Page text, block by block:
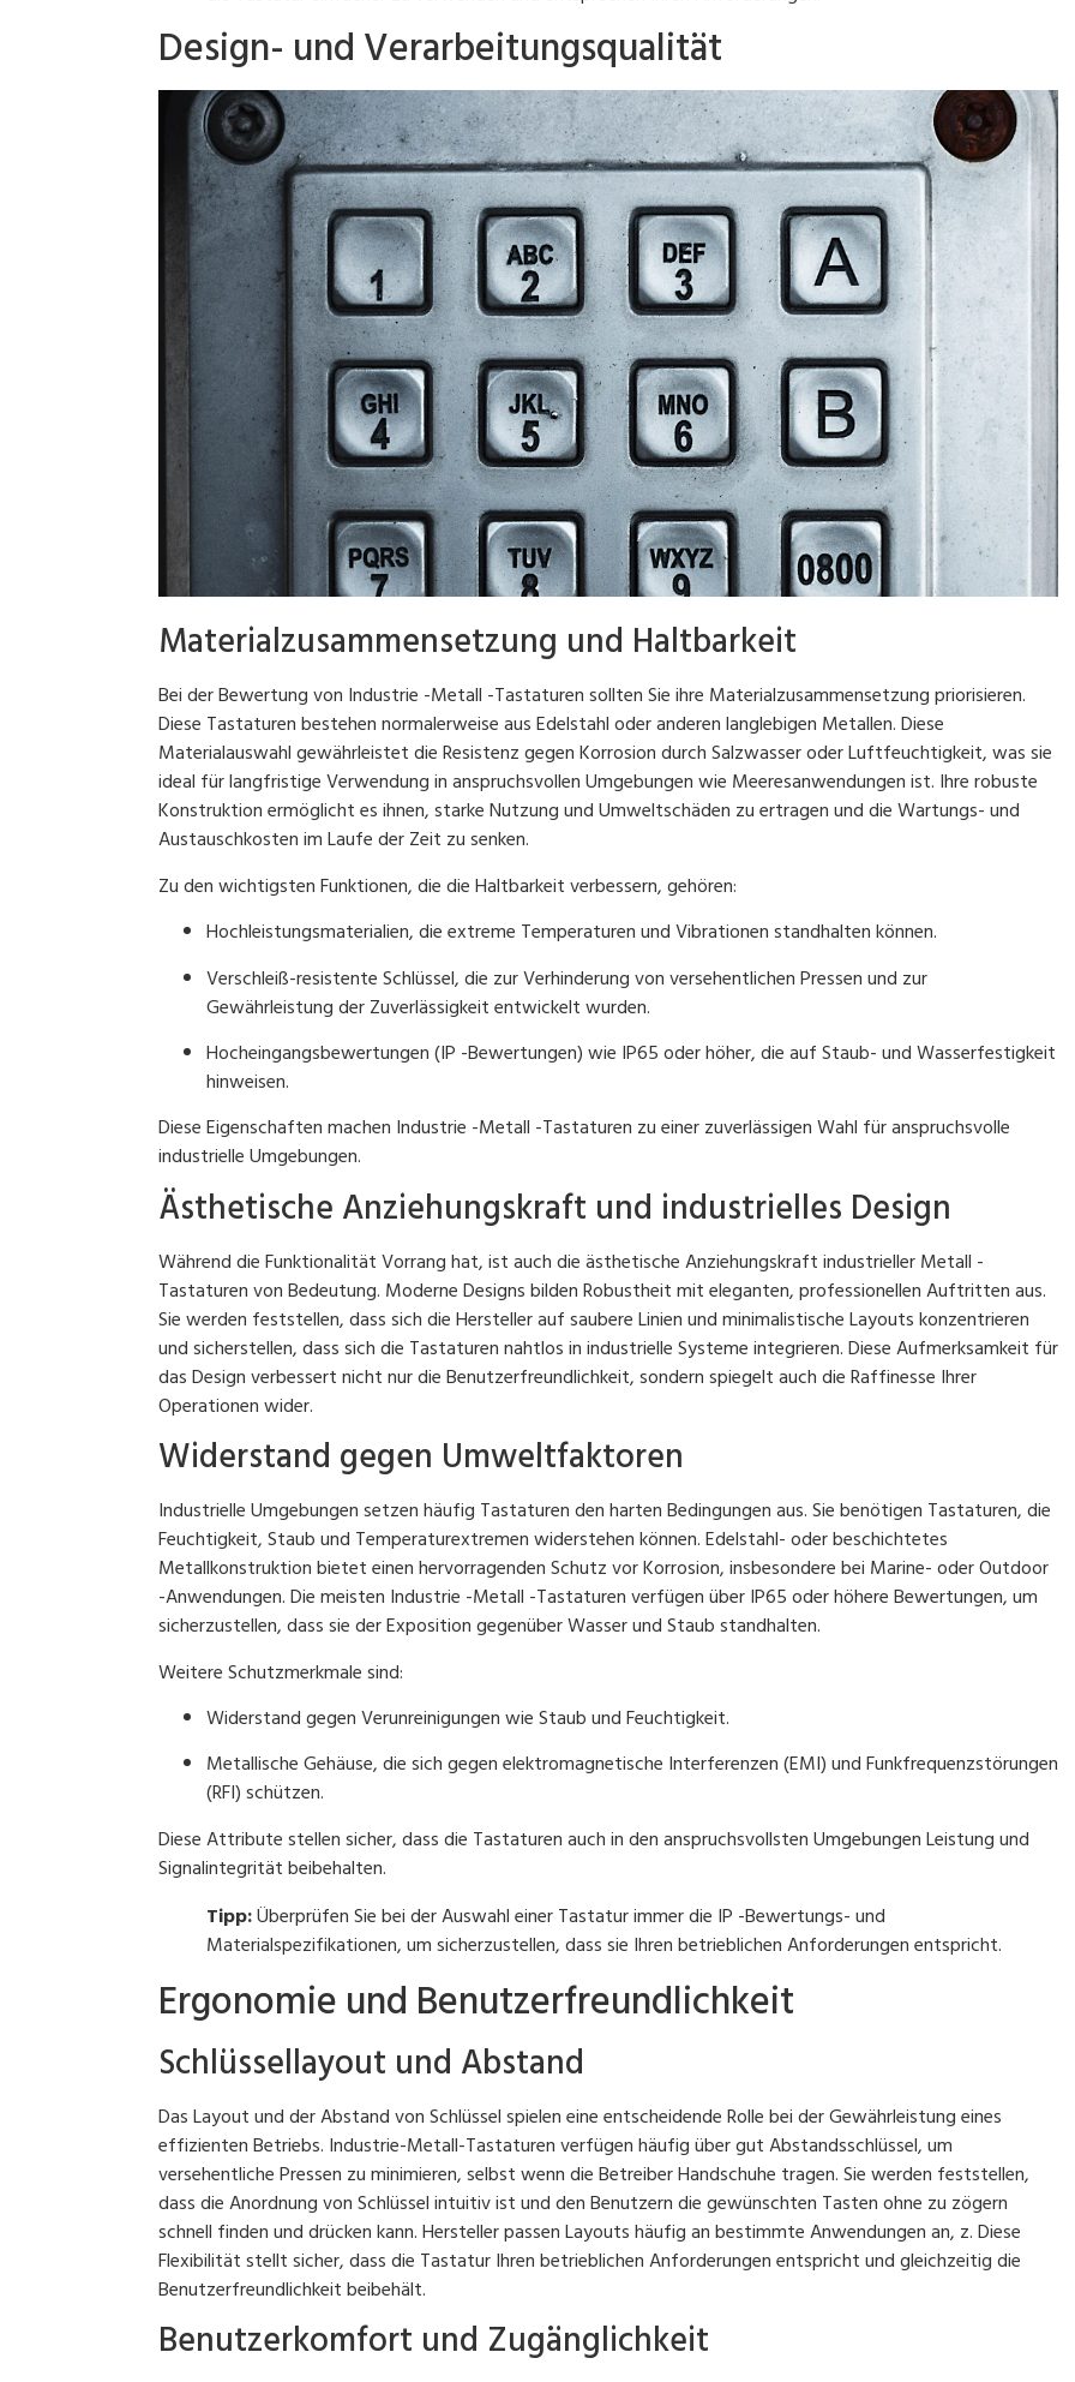
Design- und Verarbeitungsqualität
Materialzusammensetzung und Haltbarkeit
Bei der Bewertung von Industrie -Metall -Tastaturen sollten Sie ihre Materialzusammensetzung priorisieren.
Diese Tastaturen bestehen normalerweise aus Edelstahl oder anderen langlebigen Metallen. Diese
Materialauswahl gewährleistet die Resistenz gegen Korrosion durch Salzwasser oder Luftfeuchtigkeit, was sie
ideal für langfristige Verwendung in anspruchsvollen Umgebungen wie Meeresanwendungen ist. Ihre robuste
Konstruktion ermöglicht es ihnen, starke Nutzung und Umweltschäden zu ertragen und die Wartungs- und
Austauschkosten im Laufe der Zeit zu senken.
Zu den wichtigsten Funktionen, die die Haltbarkeit verbessern, gehören:
Hochleistungsmaterialien, die extreme Temperaturen und Vibrationen standhalten können.
Verschleiß-resistente Schlüssel, die zur Verhinderung von versehentlichen Pressen und zur
Gewährleistung der Zuverlässigkeit entwickelt wurden.
Hocheingangsbewertungen (IP -Bewertungen) wie IP65 oder höher, die auf Staub- und Wasserfestigkeit
hinweisen.
Diese Eigenschaften machen Industrie -Metall -Tastaturen zu einer zuverlässigen Wahl für anspruchsvolle
industrielle Umgebungen.
Ästhetische Anziehungskraft und industrielles Design
Während die Funktionalität Vorrang hat, ist auch die ästhetische Anziehungskraft industrieller Metall -
Tastaturen von Bedeutung. Moderne Designs bilden Robustheit mit eleganten, professionellen Auftritten aus.
Sie werden feststellen, dass sich die Hersteller auf saubere Linien und minimalistische Layouts konzentrieren
und sicherstellen, dass sich die Tastaturen nahtlos in industrielle Systeme integrieren. Diese Aufmerksamkeit für
das Design verbessert nicht nur die Benutzerfreundlichkeit, sondern spiegelt auch die Raffinesse Ihrer
Operationen wider.
Widerstand gegen Umweltfaktoren
Industrielle Umgebungen setzen häufig Tastaturen den harten Bedingungen aus. Sie benötigen Tastaturen, die
Feuchtigkeit, Staub und Temperaturextremen widerstehen können. Edelstahl- oder beschichtetes
Metallkonstruktion bietet einen hervorragenden Schutz vor Korrosion, insbesondere bei Marine- oder Outdoor
-Anwendungen. Die meisten Industrie -Metall -Tastaturen verfügen über IP65 oder höhere Bewertungen, um
sicherzustellen, dass sie der Exposition gegenüber Wasser und Staub standhalten.
Weitere Schutzmerkmale sind:
Widerstand gegen Verunreinigungen wie Staub und Feuchtigkeit.
Metallische Gehäuse, die sich gegen elektromagnetische Interferenzen (EMI) und Funkfrequenzstörungen
(RFI) schützen.
Diese Attribute stellen sicher, dass die Tastaturen auch in den anspruchsvollsten Umgebungen Leistung und
Signalintegrität beibehalten.
Tipp:Überprüfen Sie bei der Auswahl einer Tastatur immer die IP -Bewertungs- und
Materialspezifikationen, um sicherzustellen, dass sie Ihren betrieblichen Anforderungen entspricht.
Ergonomie und Benutzerfreundlichkeit
Schlüssellayout und Abstand
Das Layout und der Abstand von Schlüssel spielen eine entscheidende Rolle bei der Gewährleistung eines
effizienten Betriebs. Industrie-Metall-Tastaturen verfügen häufig über gut Abstandsschlüssel, um
versehentliche Pressen zu minimieren, selbst wenn die Betreiber Handschuhe tragen. Sie werden feststellen,
dass die Anordnung von Schlüssel intuitiv ist und den Benutzern die gewünschten Tasten ohne zu zögern
schnell finden und drücken kann. Hersteller passen Layouts häufig an bestimmte Anwendungen an, z. Diese
Flexibilität stellt sicher, dass die Tastatur Ihren betrieblichen Anforderungen entspricht und gleichzeitig die
Benutzerfreundlichkeit beibehält.
Benutzerkomfort und Zugänglichkeit